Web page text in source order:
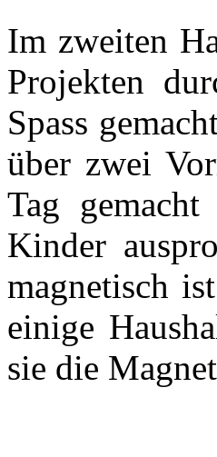
Im zweiten
Projekten
Spass
über zwei
Tag
Kinder
magnetisch
einige
sie die